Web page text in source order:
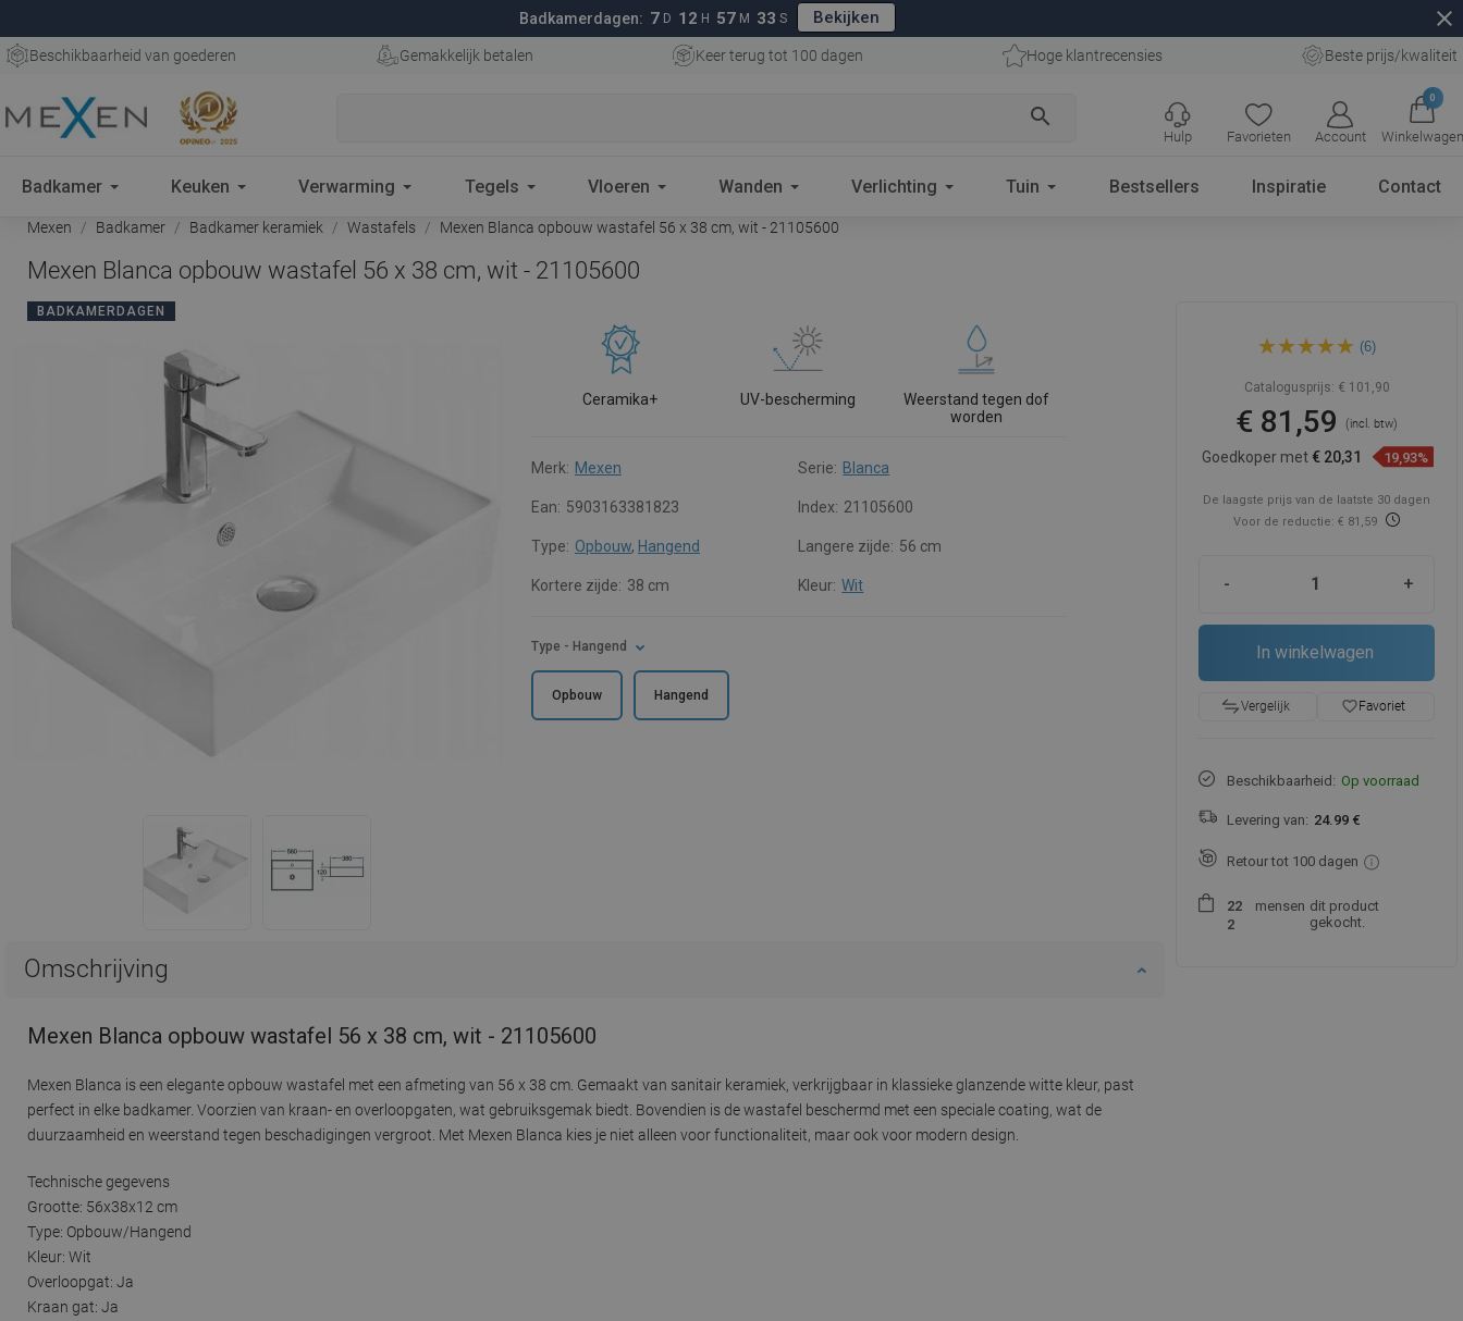
Badkamerdagen: 7 D 12 H 57 M 32 S Bekijken close
Beschikbaarheid van goederen Gemakkelijk betalen Keer terug tot 100 dagen Hoge klantrecensies Beste prijs/kwaliteit
search
Favorieten Account
0
Winkelwagen
Hulp
Badkamer Keuken Verwarming Tegels Vloeren Wanden Verlichting Tuin Bestsellers Inspiratie Contact
Mexen Badkamer Badkamer keramiek Wastafels Mexen Blanca opbouw wastafel 56 x 38 cm, wit - 21105600
Mexen Blanca opbouw wastafel 56 x 38 cm, wit - 21105600
BADKAMERDAGEN
Ceramika+ UV-bescherming
Weerstand tegen dof
worden
Merk: Mexen Serie: Blanca
Ean: 5903163381823 Index: 21105600
Type: Opbouw, Hangend Langere zijde: 56 cm
Kortere zijde: 38 cm Kleur: Wit
Type - Hangend
Opbouw Hangend
Omschrijving
Mexen Blanca opbouw wastafel 56 x 38 cm, wit - 21105600
Mexen Blanca is een elegante opbouw wastafel met een afmeting van 56 x 38 cm. Gemaakt van sanitair keramiek, verkrijgbaar in klassieke glanzende witte kleur, past
perfect in elke badkamer. Voorzien van kraan- en overloopgaten, wat gebruiksgemak biedt. Bovendien is de wastafel beschermd met een speciale coating, wat de
duurzaamheid en weerstand tegen beschadigingen vergroot. Met Mexen Blanca kies je niet alleen voor functionaliteit, maar ook voor modern design.
Technische gegevens
Grootte: 56x38x12 cm
Type: Opbouw/Hangend
Kleur: Wit
Overloopgat: Ja
Kraan gat: Ja
wastafel 56 x 38 cm, wit -
(6)
Catalogusprijs: € 101,90
€ 81,59(incl. btw)
Goedkoper met € 20,31 19,93%
De laagste prijs van de laatste 30 dagen
Voor de reductie: € 81,59
- +
In winkelwagen
Vergelijk favorite_borderFavoriet
Beschikbaarheid: Op voorraad
Levering van: 24.99 €
Retour tot 100 dagen
22
2
mensen dit product
gekocht.